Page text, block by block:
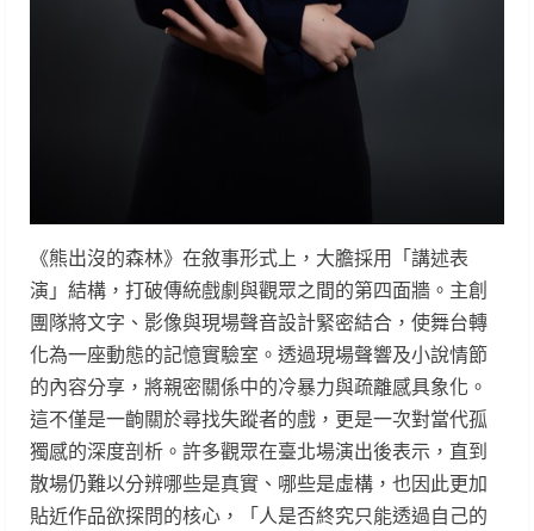
《熊出沒的森林》在敘事形式上，大膽採用「講述表
演」結構，打破傳統戲劇與觀眾之間的第四面牆。主創
團隊將文字、影像與現場聲音設計緊密結合，使舞台轉
化為一座動態的記憶實驗室。透過現場聲響及小說情節
的內容分享，將親密關係中的冷暴力與疏離感具象化。
這不僅是一齣關於尋找失蹤者的戲，更是一次對當代孤
獨感的深度剖析。許多觀眾在臺北場演出後表示，直到
散場仍難以分辨哪些是真實、哪些是虛構，也因此更加
貼近作品欲探問的核心，「人是否終究只能透過自己的